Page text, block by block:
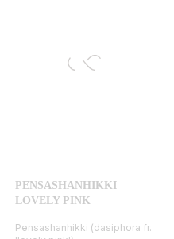
PENSASHANHIKKI
LOVELY PINK
Pensashanhikki (dasiphora fr.